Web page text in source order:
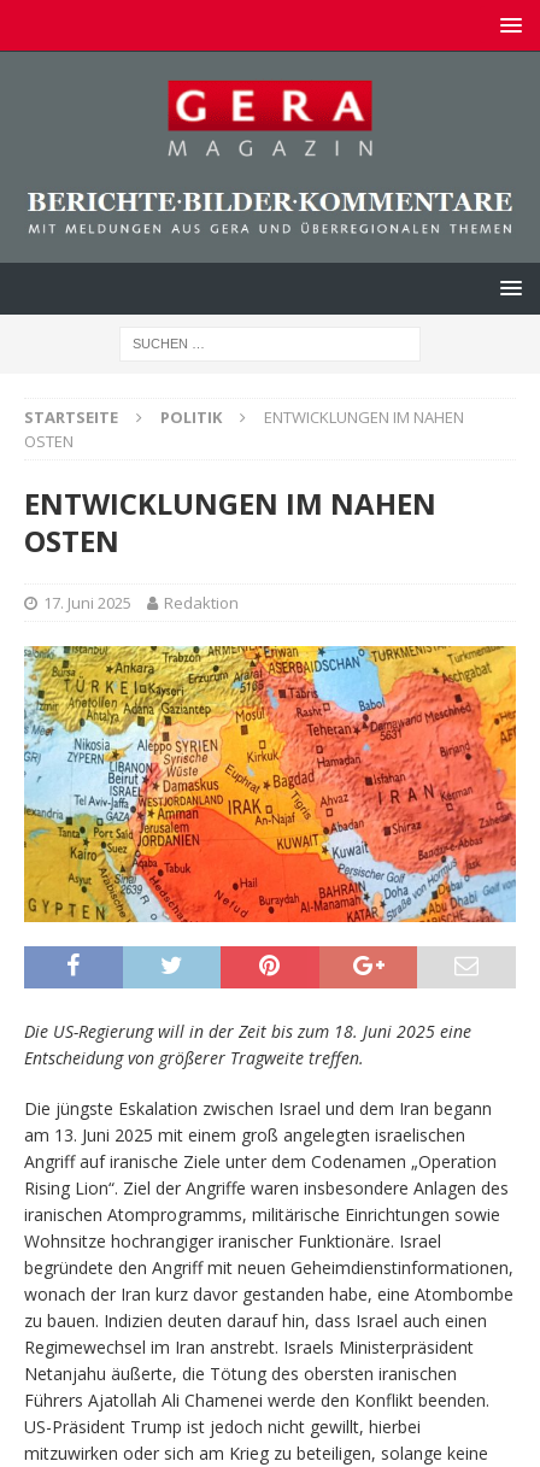
STARTSEITE POLITIK
ENTWICKLUNGEN IM NAHEN
OSTEN
ENTWICKLUNGEN IM NAHEN
OSTEN
17. Juni 2025 Redaktion
Die US-Regierung will in der Zeit bis zum 18. Juni 2025 eine
Entscheidung von größerer Tragweite treffen.
Die jüngste Eskalation zwischen Israel und dem Iran begann
am 13. Juni 2025 mit einem groß angelegten israelischen
Angriff auf iranische Ziele unter dem Codenamen „Operation
Rising Lion“. Ziel der Angriffe waren insbesondere Anlagen des
iranischen Atomprogramms, militärische Einrichtungen sowie
Wohnsitze hochrangiger iranischer Funktionäre. Israel
begründete den Angriff mit neuen Geheimdienstinformationen,
wonach der Iran kurz davor gestanden habe, eine Atombombe
zu bauen. Indizien deuten darauf hin, dass Israel auch einen
Regimewechsel im Iran anstrebt. Israels Ministerpräsident
Netanjahu äußerte, die Tötung des obersten iranischen
Führers Ajatollah Ali Chamenei werde den Konflikt beenden.
US-Präsident Trump ist jedoch nicht gewillt, hierbei
mitzuwirken oder sich am Krieg zu beteiligen, solange keine